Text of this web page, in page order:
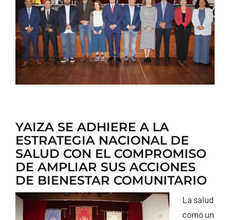
YAIZA SE ADHIERE A LA
ESTRATEGIA NACIONAL DE
SALUD CON EL COMPROMISO
DE AMPLIAR SUS ACCIONES
DE BIENESTAR COMUNITARIO
La salud
como un